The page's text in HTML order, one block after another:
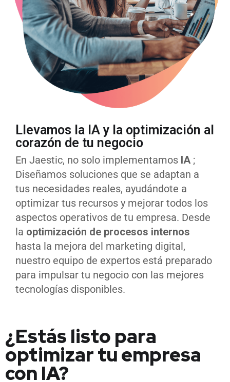
Llevamos la IA y la optimización al
corazón de tu negocio
En Jaestic, no solo implementamos IA ;
Diseñamos soluciones que se adaptan a
tus necesidades reales, ayudándote a
optimizar tus recursos y mejorar todos los
aspectos operativos de tu empresa. Desde
la optimización de procesos internos
hasta la mejora del marketing digital,
nuestro equipo de expertos está preparado
para impulsar tu negocio con las mejores
tecnologías disponibles.
¿Estás listo para
optimizar tu empresa
con IA?